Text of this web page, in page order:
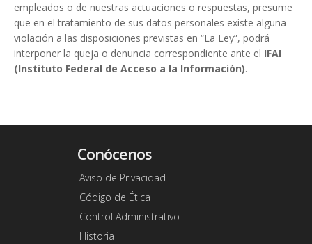
empleados o de nuestras actuaciones o respuestas, presume
que en el tratamiento de sus datos personales existe alguna
violación a las disposiciones previstas en “La Ley”, podrá
interponer la queja o denuncia correspondiente ante el IFAI
(Instituto Federal de Acceso a la Información).
Conócenos
Aviso de Privacidad
Código de Ética
Control Administrativo
Historia